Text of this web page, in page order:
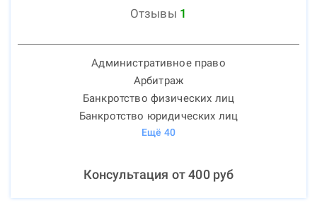
Отзывы 1
Административное право
Арбитраж
Банкротство физических лиц
Банкротство юридических лиц
Ещё 40
Консультация от400руб